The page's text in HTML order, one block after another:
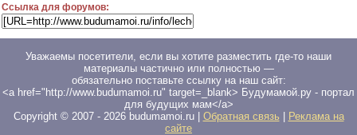
Ссылка для форумов:
Уважаемы посетители, если вы хотите разместить где-то наши
материалы частично или полностью —
обязательно поставьте ссылку на наш сайт:
<a href="http://www.budumamoi.ru" target=_blank> Будумамой.ру - портал
для будущих мам</a>
Copyright © 2007 - 2026budumamoi.ru | Обратная связь
Реклама на
сайте